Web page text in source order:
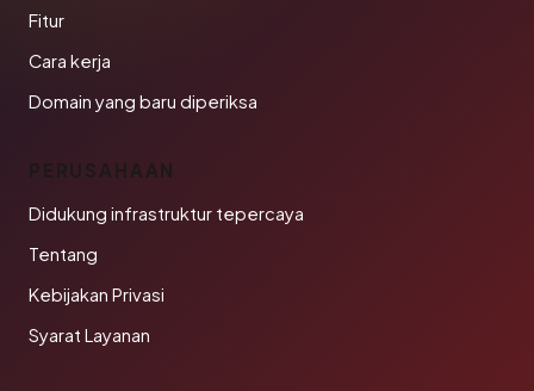
Fitur
Cara kerja
Domain yang baru diperiksa
PERUSAHAAN
Didukung infrastruktur tepercaya
Tentang
Kebijakan Privasi
Syarat Layanan